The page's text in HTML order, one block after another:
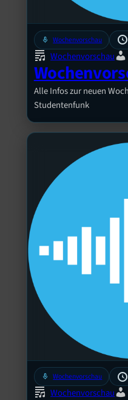
mic Wochenvorschau
Wochenvorschau
Alle Infos zur neuen
Studentenfunk
mic Wochenvorschau
Wochenvorschau